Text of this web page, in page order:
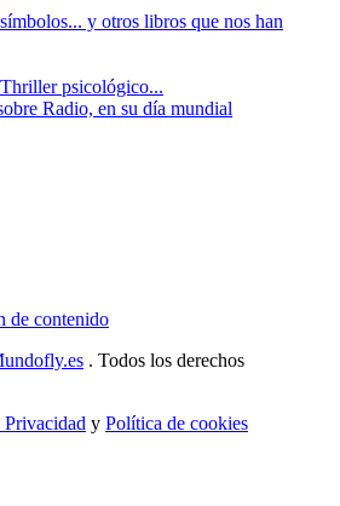
y otros libros que nos han
psicológico...
Radio, en su día mundial
de contenido
. Todos los derechos
y Política de cookies